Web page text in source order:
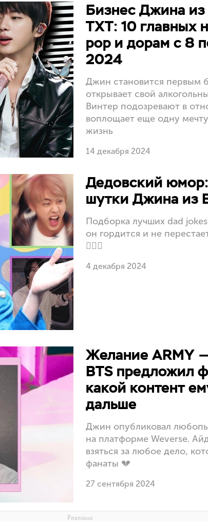
Бизнес Джина
TXT: 10 главных
pop и дорам с 8
2024
Джин становится первым
открывает свой
Винтер подозревают в
воплощает еще одну
жизнь
14 декабря 2024
Дедовский
шутки Джина из
Подборка лучших dad
он гордится и не
💁🏻‍♀️
4 декабря 2024
Желание ARMY
BTS предложил
какой контент
дальше
Джин опубликовал
на платформе Weverse.
взяться за любое дело,
фанаты 💔
27 сентября 2024